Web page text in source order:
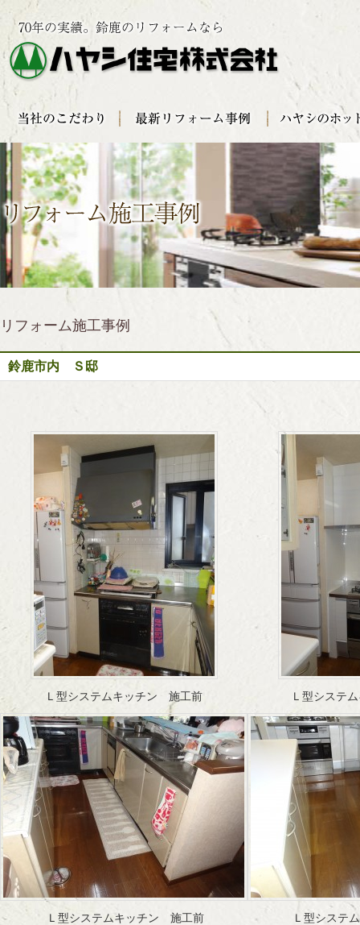
リフォーム施工事例
鈴鹿市内 Ｓ邸
Ｌ型システムキッチン 施工前 Ｌ型システ
Ｌ型システムキッチン 施工前 Ｌ型システ